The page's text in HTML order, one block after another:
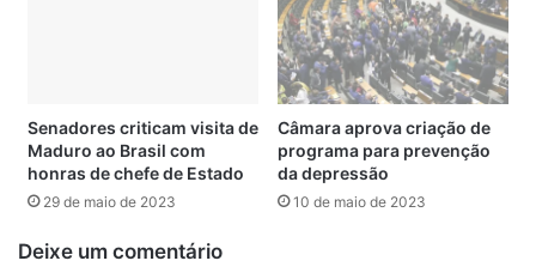
americanas e caribenhas, como educação,
desenvolvimento social, cultura, transportes,
infraestrutura e energia, além de ter se pronunciado em
nome de todo o grupo por ocasião de assuntos discutidos
globalmente, como o desarmamento nuclear, a mudança
do clima e a questão das drogas, entre outros.
presidente Jair Bolsonaro decidiu suspender a
Senadores criticam visita de
Maduro ao Brasil com
honras de chefe de Estado
29 de maio de 2023
Câmara aprova criação de
programa para prevenção
da depressão
10 de maio de 2023
Deixe um comentário